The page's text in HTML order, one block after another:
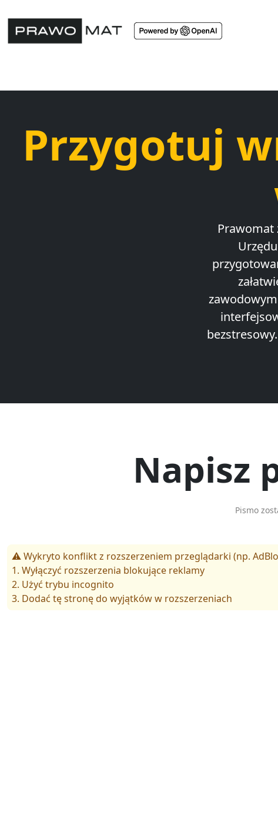
Przygotuj
Prawomat
Napisz
Pismo
⚠️ Wykryto konflikt z rozszerzeniem przeglądarki (np.
1. Wyłączyć rozszerzenia blokujące reklamy
2. Użyć trybu incognito
3. Dodać tę stronę do wyjątków w rozszerzeniach